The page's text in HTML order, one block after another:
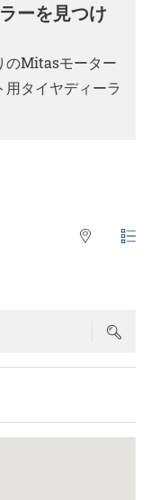
ーを見つけ
のMitasモーター
タイヤディーラ